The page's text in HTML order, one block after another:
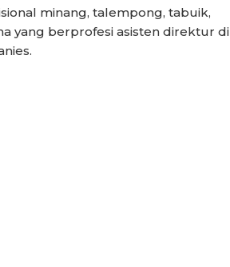
minang, talempong, tabuik,
yang berprofesi asisten direktur di